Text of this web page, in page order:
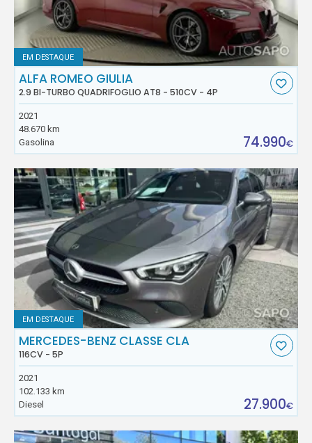
EM DESTAQUE
ALFA ROMEO GIULIA
2.9 BI-TURBO QUADRIFOGLIO AT8 - 510CV - 4P
2021
48.670 km
Gasolina
74.990€
EM DESTAQUE
MERCEDES-BENZ CLASSE CLA
116CV - 5P
2021
102.133 km
Diesel
27.900€